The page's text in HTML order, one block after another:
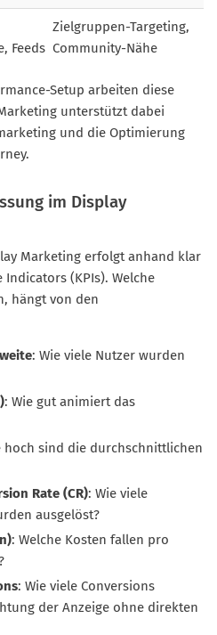
Feeds
Zielgruppen-Targeting,
Community-Nähe
Setup arbeiten diese
unterstützt dabei
und die Optimierung
im Display
Marketing erfolgt anhand klar
(KPIs). Welche
hängt von den
: Wie viele Nutzer wurden
: Wie gut animiert das
hoch sind die durchschnittlichen
Rate (CR): Wie viele
ausgelöst?
: Welche Kosten fallen pro
: Wie viele Conversions
der Anzeige ohne direkten